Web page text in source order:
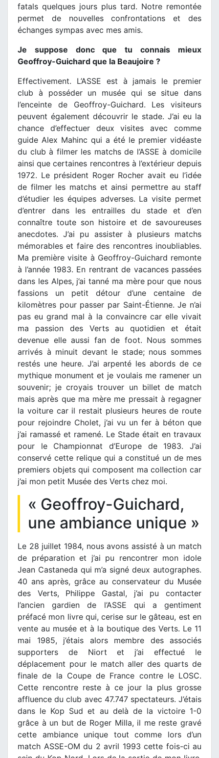
fatals quelques jours plus tard. Notre remontée
permet de nouvelles confrontations et des
échanges sympas avec mes amis.
Je suppose donc que tu connais mieux
Geoffroy-Guichard que la Beaujoire ?
Effectivement. L’ASSE est à jamais le premier
club à posséder un musée qui se situe dans
l’enceinte de Geoffroy-Guichard. Les visiteurs
peuvent également découvrir le stade. J’ai eu la
chance d’effectuer deux visites avec comme
guide Alex Mahinc qui a été le premier vidéaste
du club à filmer les matchs de l’ASSE à domicile
ainsi que certaines rencontres à l’extérieur depuis
1972. Le président Roger Rocher avait eu l’idée
de filmer les matchs et ainsi permettre au staff
d’étudier les équipes adverses. La visite permet
d’entrer dans les entrailles du stade et d’en
connaître toute son histoire et de savoureuses
anecdotes. J’ai pu assister à plusieurs matchs
mémorables et faire des rencontres inoubliables.
Ma première visite à Geoffroy-Guichard remonte
à l’année 1983. En rentrant de vacances passées
dans les Alpes, j’ai tanné ma mère pour que nous
fassions un petit détour d’une centaine de
kilomètres pour passer par Saint-Étienne. Je n’ai
pas eu grand mal à la convaincre car elle vivait
ma passion des Verts au quotidien et était
devenue elle aussi fan de foot. Nous sommes
arrivés à minuit devant le stade; nous sommes
restés une heure. J’ai arpenté les abords de ce
mythique monument et je voulais me ramener un
souvenir; je croyais trouver un billet de match
mais après que ma mère me pressait à regagner
la voiture car il restait plusieurs heures de route
pour rejoindre Cholet, j’ai vu un fer à béton que
j’ai ramassé et ramené. Le Stade était en travaux
pour le Championnat d’Europe de 1983. J’ai
conservé cette relique qui a constitué un de mes
premiers objets qui composent ma collection car
j’ai mon petit Musée des Verts chez moi.
« Geoffroy-Guichard,
une ambiance unique »
Le 28 juillet 1984, nous avons assisté à un match
de préparation et j’ai pu rencontrer mon idole
Jean Castaneda qui m’a signé deux autographes.
40 ans après, grâce au conservateur du Musée
des Verts, Philippe Gastal, j’ai pu contacter
l’ancien gardien de l’ASSE qui a gentiment
préfacé mon livre qui, cerise sur le gâteau, est en
vente au musée et à la boutique des Verts. Le 11
mai 1985, j’étais alors membre des associés
supporters de Niort et j’ai effectué le
déplacement pour le match aller des quarts de
finale de la Coupe de France contre le LOSC.
Cette rencontre reste à ce jour la plus grosse
affluence du club avec 47.747 spectateurs. J’étais
dans le Kop Sud et au delà de la victoire 1-0
grâce à un but de Roger Milla, il me reste gravé
cette ambiance unique tout comme lors d’un
match ASSE-OM du 2 avril 1993 cette fois-ci au